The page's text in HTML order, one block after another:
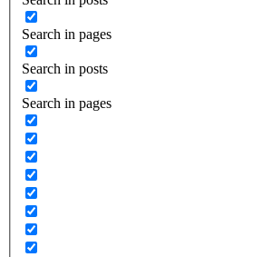
Search in pages
Search in posts
Search in pages